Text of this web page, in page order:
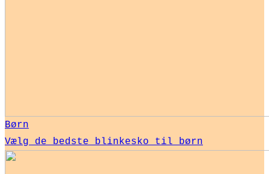
Børn
Vælg de bedste blinkesko til børn